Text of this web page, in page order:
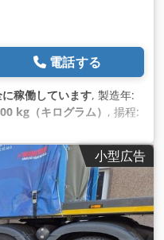
電話する
に稼働しています, 製造年:
kg（キログラム） , 揚程:
mm, フォーク長:1,150
ム）, 全長: 1,964 mm, 駆
小型広告